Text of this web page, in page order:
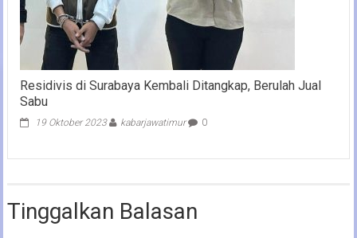
Residivis di Surabaya Kembali Ditangkap, Berulah Jual
Sabu
19 Oktober 2023 kabarjawatimur 0
Tinggalkan Balasan